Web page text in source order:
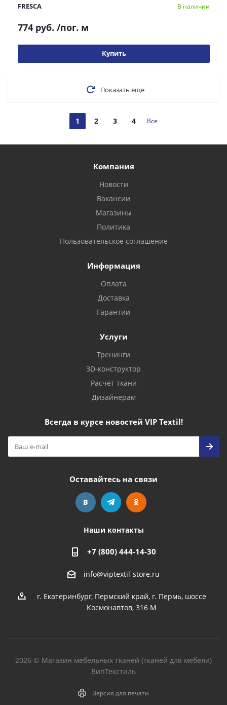
FRESCA В наличии
774 руб. /пог. м
Купить
Показать еще
1 2 3 4 Все
Компания
Новости
Вакансии
Магазины
Политика
Пользовательское соглашение
Информация
Оплата
Доставка
Гарантии
Услуги
Тренинги
3D-конструктор
Расчёт ткани
Дизайнерам
Всегда в курсе новостей VIP Textil!
Оставайтесь на связи
Наши контакты
+7 (800) 444-14-30
info@viptextil-store.ru
г. Екатеринбург, Пермский край, г. Пермь, шоссе
Космонавтов, 316 М
2026 © Магазин мебельных тканей (тканей для мебели)
ВипТекстиль
Версия для печати